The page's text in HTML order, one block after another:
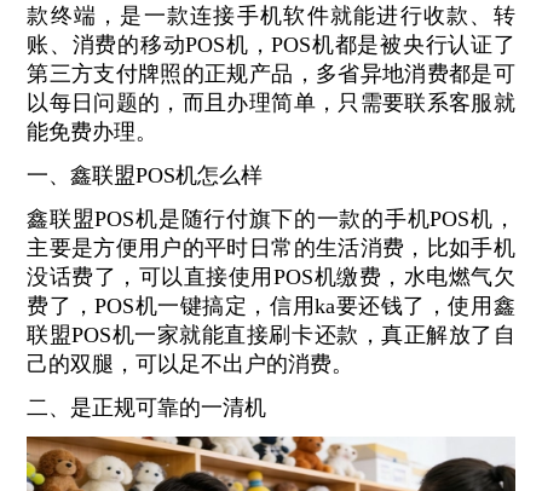
款终端，是一款连接手机软件就能进行收款、转
账、消费的移动POS机，POS机都是被央行认证了
第三方支付牌照的正规产品，多省异地消费都是可
以每日问题的，而且办理简单，只需要联系客服就
能免费办理。
一、鑫联盟POS机怎么样
鑫联盟POS机是随行付旗下的一款的手机POS机，
主要是方便用户的平时日常的生活消费，比如手机
没话费了，可以直接使用POS机缴费，水电燃气欠
费了，POS机一键搞定，信用ka要还钱了，使用鑫
联盟POS机一家就能直接刷卡还款，真正解放了自
己的双腿，可以足不出户的消费。
二、是正规可靠的一清机